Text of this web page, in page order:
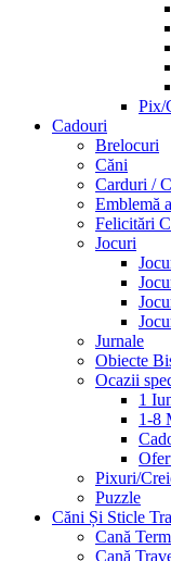
Pix/
Cadouri
Brelocuri
Căni
Carduri /
Emblemă
Felicitări
Jocuri
Jurnale
Obiecte
Ocazii
1
1-8
Pixuri/
Puzzle
Căni Și Sticle
Cană
Cană